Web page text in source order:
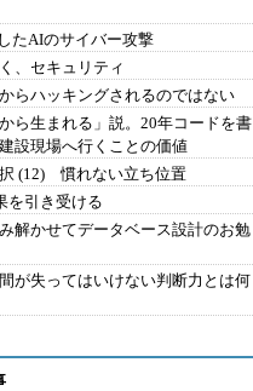
たAIのサイバー攻撃
、セキュリティ
らハッキングされるのではない
から生まれる」説。20年コードを書
設現場へ行くことの価値
(12) 慣れない立ち位置
引き受ける
解かせてデータベース設計のお勉
が失ってはいけない判断力とは何